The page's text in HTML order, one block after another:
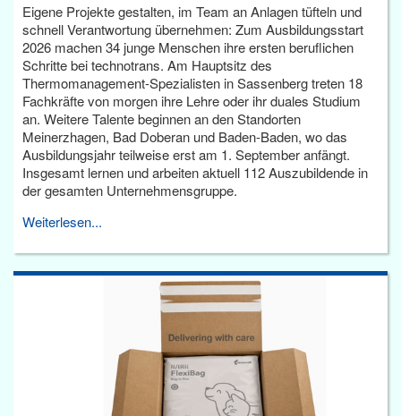
Eigene Projekte gestalten, im Team an Anlagen tüfteln und
schnell Verantwortung übernehmen: Zum Ausbildungsstart
2026 machen 34 junge Menschen ihre ersten beruflichen
Schritte bei technotrans. Am Hauptsitz des
Thermomanagement-Spezialisten in Sassenberg treten 18
Fachkräfte von morgen ihre Lehre oder ihr duales Studium
an. Weitere Talente beginnen an den Standorten
Meinerzhagen, Bad Doberan und Baden-Baden, wo das
Ausbildungsjahr teilweise erst am 1. September anfängt.
Insgesamt lernen und arbeiten aktuell 112 Auszubildende in
der gesamten Unternehmensgruppe.
Weiterlesen...